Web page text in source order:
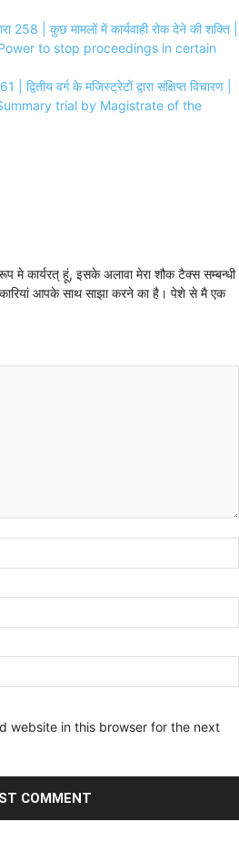
258 | कुछ मामलों में कार्यवाही रोक देने की शक्ति |
to stop proceedings in certain
| द्वितीय वर्ग के मजिस्ट्रेटों द्वारा संक्षिप्त विचारण |
trial by Magistrate of the
मे कार्यरत् हूं, इसके अलावा मेरा शौक टैक्स सम्बन्धी
आपके साथ साझा करने का है। पेशे से मै एक
website in this browser for the next